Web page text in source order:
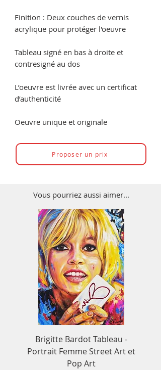
Finition : Deux couches de vernis
acrylique pour protéger l'oeuvre
Tableau signé en bas à droite et
contresigné au dos
L’oeuvre est livrée avec un certificat
d’authenticité
Oeuvre unique et originale
Proposer un prix
Vous pourriez aussi aimer...
Brigitte Bardot Tableau -
Portrait Femme Street Art et
Pop Art